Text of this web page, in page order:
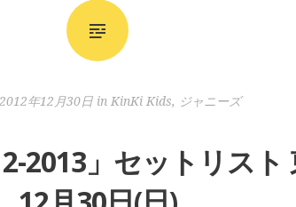
2012年12月30日in KinKi Kids, ジャニーズ
2013」セットリスト